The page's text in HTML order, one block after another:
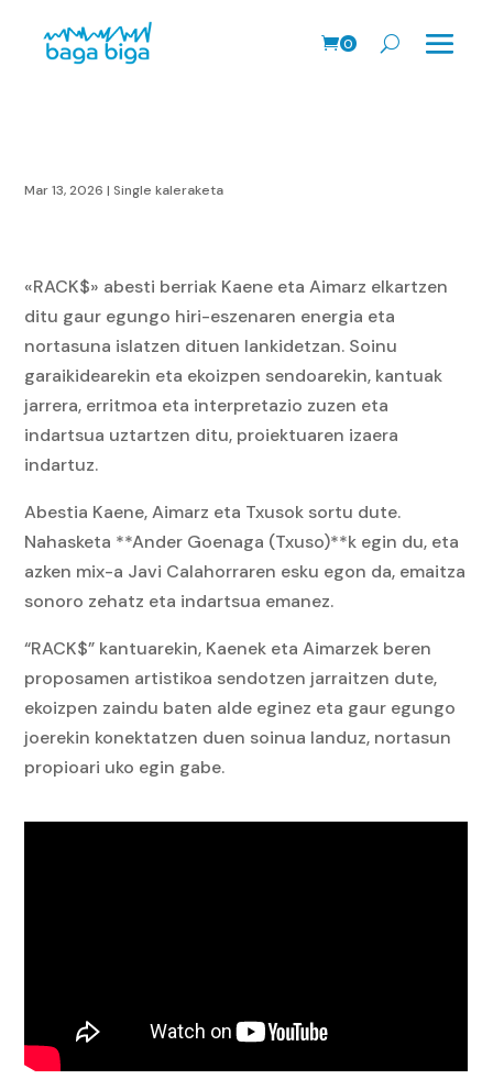
0
Mar 13, 2026 | Single kaleraketa
«RACK$» abesti berriak Kaene eta Aimarz elkartzen
ditu gaur egungo hiri-eszenaren energia eta
nortasuna islatzen dituen lankidetzan. Soinu
garaikidearekin eta ekoizpen sendoarekin, kantuak
jarrera, erritmoa eta interpretazio zuzen eta
indartsua uztartzen ditu, proiektuaren izaera
indartuz.
Abestia Kaene, Aimarz eta Txusok sortu dute.
Nahasketa **Ander Goenaga (Txuso)**k egin du, eta
azken mix-a Javi Calahorraren esku egon da, emaitza
sonoro zehatz eta indartsua emanez.
“RACK$” kantuarekin, Kaenek eta Aimarzek beren
proposamen artistikoa sendotzen jarraitzen dute,
ekoizpen zaindu baten alde eginez eta gaur egungo
joerekin konektatzen duen soinua landuz, nortasun
propioari uko egin gabe.